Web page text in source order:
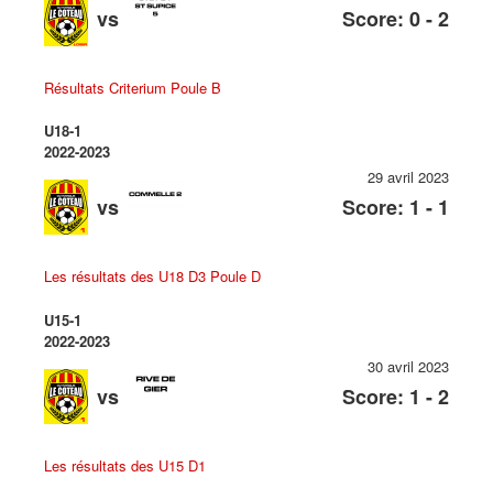
vs Score: 0 - 2
Résultats Criterium Poule B
U18-1
2022-2023
vs
29 avril 2023
Score: 1 - 1
Les résultats des U18 D3 Poule D
U15-1
2022-2023
vs
30 avril 2023
Score: 1 - 2
Les résultats des U15 D1